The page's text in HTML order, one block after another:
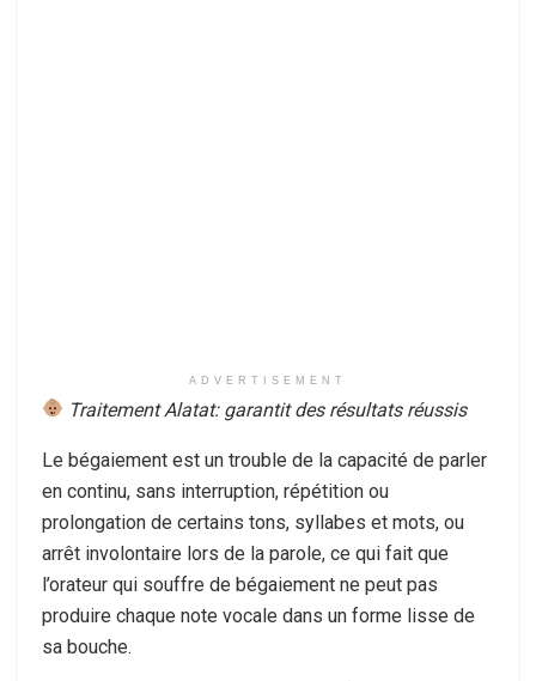
ADVERTISEMENT
Traitement Alatat: garantit des résultats réussis
Le bégaiement est un trouble de la capacité de parler
en continu, sans interruption, répétition ou
prolongation de certains tons, syllabes et mots, ou
arrêt involontaire lors de la parole, ce qui fait que
l’orateur qui souffre de bégaiement ne peut pas
produire chaque note vocale dans un forme lisse de
sa bouche.